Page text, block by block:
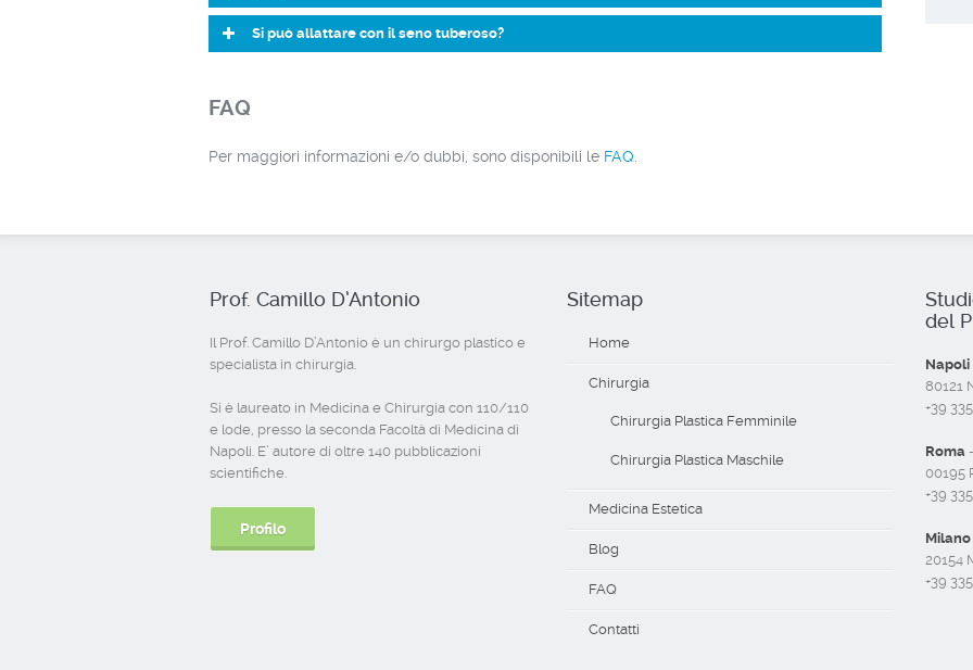
Si può allattare con il seno tuberoso?
FAQ
Per maggiori informazioni e/o dubbi, sono disponibili le FAQ
Prof. Camillo D’Antonio
Il Prof. Camillo D’Antonio è un chirurgo plastico e
specialista in chirurgia.
Si è laureato in Medicina e Chirurgia con 110/110
e lode, presso la seconda Facoltà di Medicina di
Napoli. E’ autore di oltre 140 pubblicazioni
scientifiche.
Profilo
Sitemap
Home
Chirurgia
Chirurgia Plastica Femminile
Chirurgia Plastica Maschile
Medicina Estetica
Blog
FAQ
Contatti
del
Napoli
80121
+39
Roma
00195
+39
Milano
20154
+39